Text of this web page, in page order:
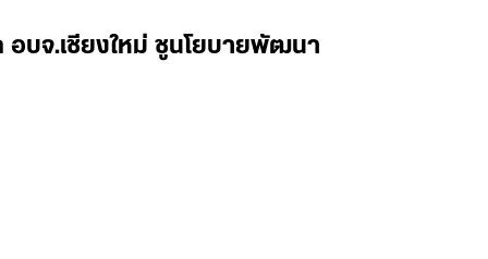
อบจ.เชียงใหม่ ชูนโยบายพัฒนา